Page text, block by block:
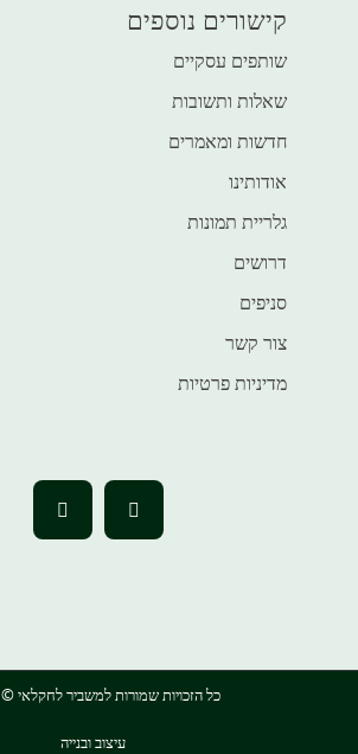
קישורים נוספים
שותפים עסקיים
שאלות ותשובות
חדשות ומאמרים
אודותינו
גלריית תמונות
דרושים
סניפים
צור קשר
מדיניות פרטיות
כל הזכויות שמורות למשביר לחקלאי © 2026
עיצוב ובנייה